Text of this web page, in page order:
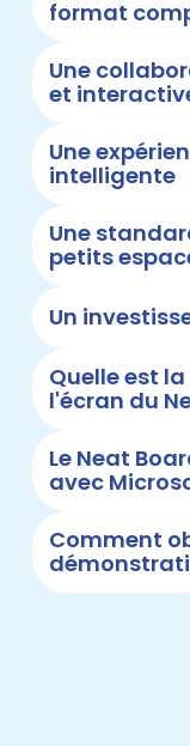
format
Une
et
Une
intelligente
Une
petits
Un
Quelle est
l'écran du
Le Neat
avec
Comment